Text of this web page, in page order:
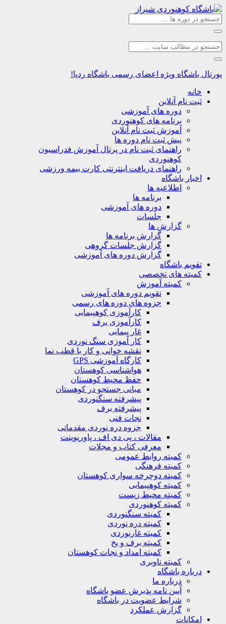
ویژه اعضای رسمی باشگاه ردپا!
نام آنلاین
دوره های آموزشی
برنامه های کوهنوردی
آموزش ثبت نام آنلاین
پیش ثبت نام دوره ها
راهنمای ثبت نام در پرتال آموزش فدراسیون
کوهنوردی
راهنمای دریافت اینترنتی کارت بیمه ورزشی
باشگاه
اطلاعیه ها
برنامه ها
دوره های آموزشی
جلسات
گزارش ها
گزارش برنامه ها
گزارش جلسات گروهی
گزارش دوره های آموزشی
باشگاه
های تخصصی
کمیته آموزش
تقویم دوره های آموزشی
جزوه های دوره های رسمی
کارآموزی کوهپیمایی
کارآموزی برف
غار پیمایی
کار آموزی سنگ نوردی
نقشه خوانی و کار با قطب نما
کارگاه آموزشی GPS
هواشناسی کوهستان
حفظ محیط کوهستان
مبانی جستجو در کوهستان
پیشرفته سنگنوردی
پیشرفته برف
نجات فنی
جزوه دره نوردی مقدماتی
مقالات ، پی دی اف ، پاورپوینت
معرفی کتاب و مجلات
کمیته روابط عمومی
کمیته فرهنگی
کمیته دوچرخه سواری کوهستان
کمیته کوهپیمایی
کمیته محیط زیست
کمیته کوهنوردی
کمیته سنگنوردی
کمیته دره نوردی
کمیته غارنوردی
کمیته برف و یخ
کمیته امداد و نجات کوهستان
کمیته ناوبری
باشگاه
درباره ما
آیین نامه پذیرش عضو باشگاه
شرایط عضویت در باشگاه
گزارش عملکرد